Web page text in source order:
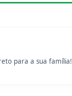
para a sua família!